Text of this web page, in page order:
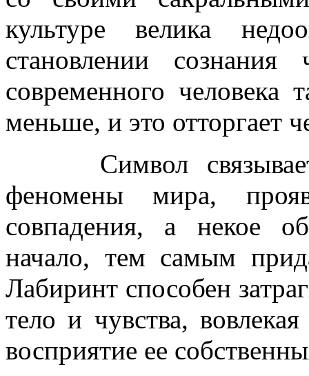
культуре велика
становлении
современного человека
меньше, и это отторгает
Символ связывает
феномены мира,
совпадения, а некое
начало, тем самым
Лабиринт способен
тело и чувства,
восприятие ее